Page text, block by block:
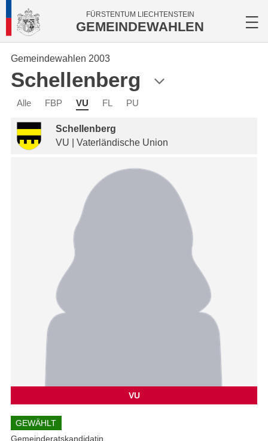
FÜRSTENTUM LIECHTENSTEIN
GEMEINDEWAHLEN
Gemeindewahlen 2003
Schellenberg
Alle FBP VU FL PU
Schellenberg
VU | Vaterländische Union
VU
GEWÄHLT
Gemeinderatskandidatin